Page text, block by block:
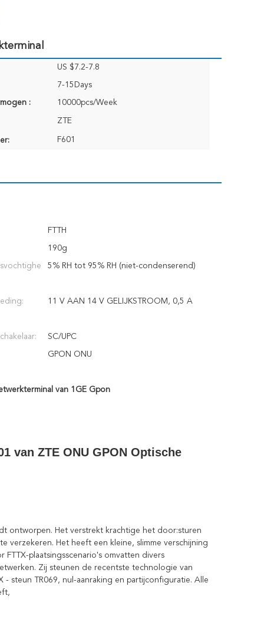
US $7.2-7.8
7-15Days
: 10000pcs/Week
ZTE
F601
FTTH
190g
5% RH tot 95% RH (niet-condenserend)
11 V AAN 14 V GELIJKSTROOM, 0,5 A
SC/UPC
GPON ONU
van 1GE Gpon
van ZTE ONU GPON Optische
ontworpen. Het verstrekt krachtige het door:sturen
verzekeren. Het heeft een kleine, slimme verschijning
FTTX-plaatsingsscenario's omvatten divers
Zij steunen de recentste technologie van
steun TR069, nul-aanraking en partijconfiguratie. Alle